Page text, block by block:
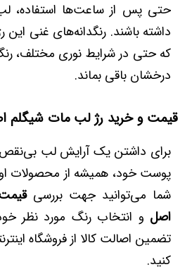
حتی پس از ساعت‌ها استفاده،
داشته باشند. رنگدانه‌های غنی
که حتی در شرایط نوری مختلف،
درخشان باقی بماند.
قیمت و خرید رژ لب مات شیگلم
برای داشتن یک آرایش لب بی‌نقص
پوست خود، همیشه از محصولات
شما می‌توانید جهت بررسی
اصل و انتخاب رنگ مورد نظر
تضمین اصالت کالا از فروشگاه
کنید.